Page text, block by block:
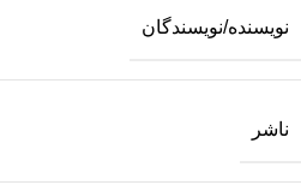
نویسنده/نویسندگان
ناشر